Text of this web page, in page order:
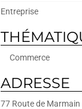
Entreprise
Commerce
ADRESSE
77 Route de Marmain